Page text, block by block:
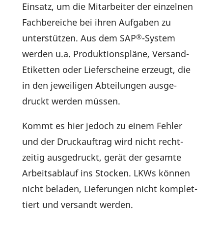
Einsatz, um die Mitar­beiter der einzelnen
Fach­be­reiche bei ihren Aufgaben zu
unter­stützen. Aus dem SAP®-System
werden u.a. Produk­ti­ons­pläne, Versand-
Etiketten oder Liefer­scheine erzeugt, die
in den jewei­ligen Abtei­lungen ausge­
druckt werden müssen.
Kommt es hier jedoch zu einem Fehler
und der Druck­auf­trag wird nicht recht­
zeitig ausge­druckt, gerät der gesamte
Arbeits­ab­lauf ins Stocken. LKWs können
nicht beladen, Liefe­rungen nicht komplet­
tiert und versandt werden.